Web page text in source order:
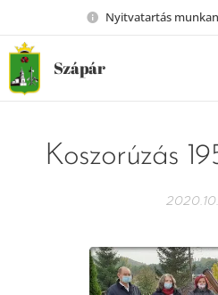
Nyitvatartás
Szápár
Koszorúzás